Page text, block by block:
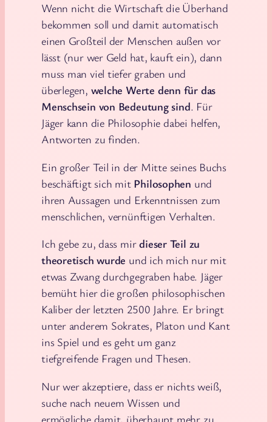
Wenn nicht die Wirtschaft die Überhand
bekommen soll und damit automatisch
einen Großteil der Menschen außen vor
lässt (nur wer Geld hat, kauft ein), dann
muss man viel tiefer graben und
überlegen, welche Werte denn für das
Menschsein von Bedeutung sind. Für
Jäger kann die Philosophie dabei helfen,
Antworten zu finden.
Ein großer Teil in der Mitte seines Buchs
beschäftigt sich mit Philosophen und
ihren Aussagen und Erkenntnissen zum
menschlichen, vernünftigen Verhalten.
Ich gebe zu, dass mirdieser Teil zu
theoretisch wurde und ich mich nur mit
etwas Zwang durchgegraben habe. Jäger
bemüht hier die großen philosophischen
Kaliber der letzten 2500 Jahre. Er bringt
unter anderem Sokrates, Platon und Kant
ins Spiel und es geht um ganz
tiefgreifende Fragen und Thesen.
Nur wer akzeptiere, dass er nichts weiß,
suche nach neuem Wissen und
ermögliche damit, überhaupt mehr zu